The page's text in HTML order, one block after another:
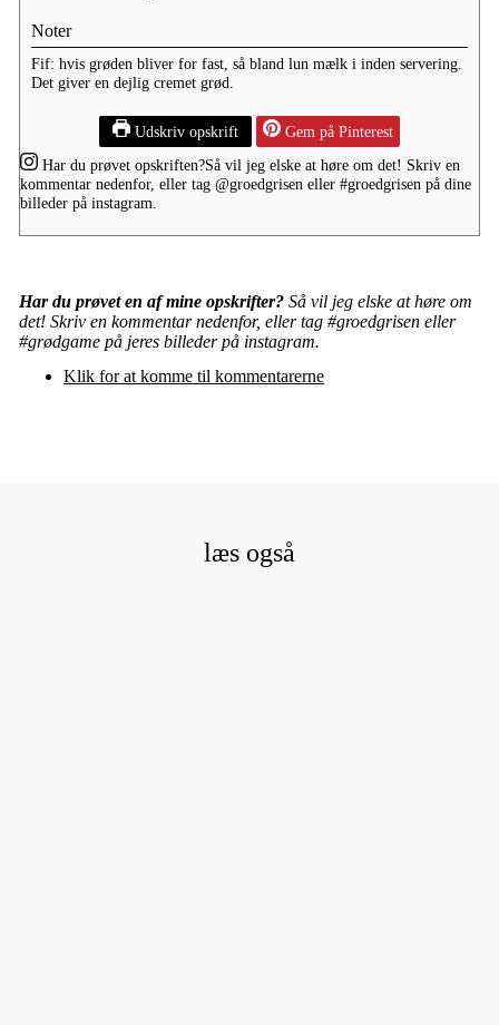
Noter
Fif: hvis grøden bliver for fast, så bland lun mælk i inden servering.
Det giver en dejlig cremet grød.
Udskriv opskrift
Gem på Pinterest
Har du prøvet opskriften?Så vil jeg elske at høre om det! Skriv en
kommentar nedenfor, eller tag @groedgrisen eller #groedgrisen på dine
billeder på instagram.
Har du prøvet en af mine opskrifter? Så vil jeg elske at høre om
det! Skriv en kommentar nedenfor, eller tag #groedgrisen eller
#grødgame på jeres billeder på instagram.
Klik for at komme til kommentarerne
læs også